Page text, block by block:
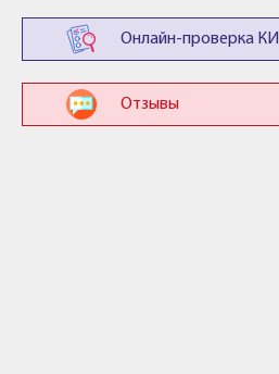
Онлайн-проверка КИ
Отзывы